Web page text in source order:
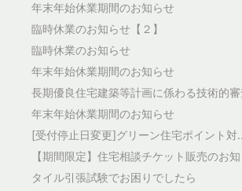
年末年始休業期間のお知らせ
臨時休業のお知らせ【２】
臨時休業のお知らせ
年末年始休業期間のお知らせ
長期優良住宅建築等計画に係わる技術的
年末年始休業期間のお知らせ
[受付停止日変更]グリーン住宅ポイント対
【期間限定】住宅相談チケット販売のお
タイル引張試験でお困りでしたら